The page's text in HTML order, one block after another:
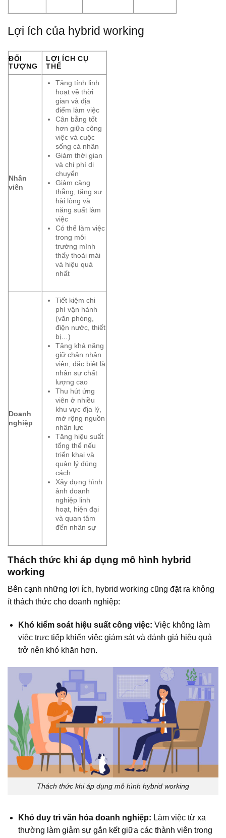
Lợi ích của hybrid working
ĐỐI
TƯỢNG
LỢI ÍCH CỤ
THỂ
Nhân
viên
Tăng tính linh
hoạt về thời
gian và địa
điểm làm việc
Cân bằng tốt
hơn giữa công
việc và cuộc
sống cá nhân
Giảm thời gian
và chi phí di
chuyển
Giảm căng
thẳng, tăng sự
hài lòng và
năng suất làm
việc
Có thể làm việc
trong môi
trường mình
thấy thoải mái
và hiệu quả
nhất
Doanh
nghiệp
Tiết kiệm chi
phí vận hành
(văn phòng,
điện nước, thiết
bị…)
Tăng khả năng
giữ chân nhân
viên, đặc biệt là
nhân sự chất
lượng cao
Thu hút ứng
viên ở nhiều
khu vực địa lý,
mở rộng nguồn
nhân lực
Tăng hiệu suất
tổng thể nếu
triển khai và
quản lý đúng
cách
Xây dựng hình
ảnh doanh
nghiệp linh
hoạt, hiện đại
và quan tâm
đến nhân sự
Thách thức khi áp dụng mô hình hybrid
working
Bên cạnh những lợi ích, hybrid working cũng đặt ra không
ít thách thức cho doanh nghiệp:
Khó kiểm soát hiệu suất công việc: Việc không làm
việc trực tiếp khiến việc giám sát và đánh giá hiệu quả
trở nên khó khăn hơn.
Thách thức khi áp dụng mô hình hybrid working
Khó duy trì văn hóa doanh nghiệp: Làm việc từ xa
thường làm giảm sự gắn kết giữa các thành viên trong